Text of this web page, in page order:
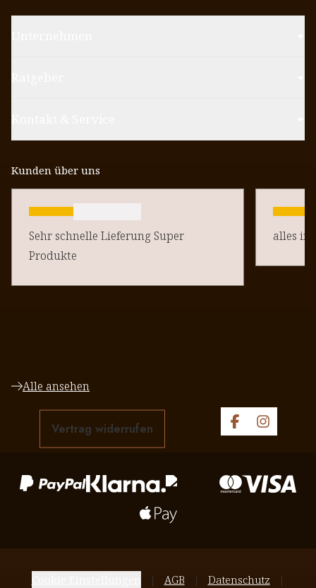
Kunden über uns
Sehr schnelle Lieferung Super
Produkte
alles in
Alle ansehen
Vertrag widerrufen
AGB Datenschutz